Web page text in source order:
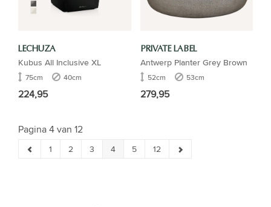
LECHUZA
Kubus All Inclusive XL
75cm 40cm
224,95
PRIVATE LABEL
Antwerp Planter Grey Brown
52cm 53cm
279,95
Pagina 4 van 12
1 2 3 4 5 12